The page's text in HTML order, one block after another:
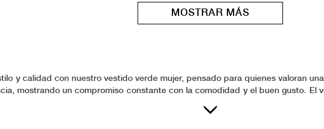
MOSTRAR MÁS
y calidad con nuestro vestido verde mujer, pensado para quienes valoran
mostrando un compromiso constante con la comodidad y el buen gusto.
calidad ni funcionalidad. Vive la experiencia de elegir un vestido